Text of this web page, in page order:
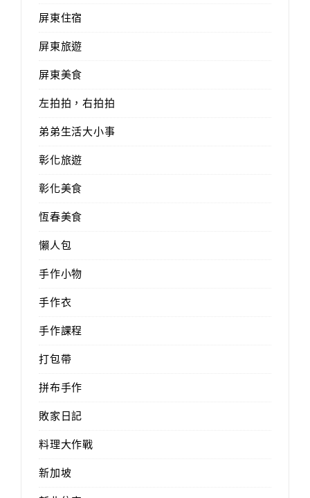
屏東住宿
屏東旅遊
屏東美食
左拍拍，右拍拍
弟弟生活大小事
彰化旅遊
彰化美食
恆春美食
懶人包
手作小物
手作衣
手作課程
打包帶
拼布手作
敗家日記
料理大作戰
新加坡